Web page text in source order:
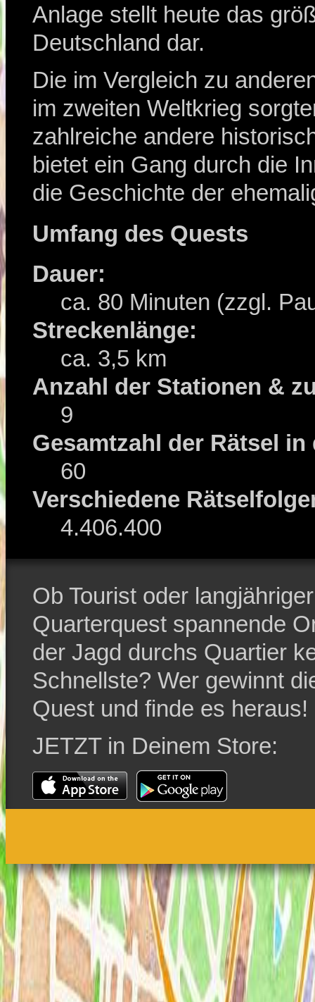
Anlage stellt heute das
Deutschland dar.
Die im Vergleich zu
im zweiten Weltkrieg
zahlreiche andere
bietet ein Gang durch die
die Geschichte der
Umfang des Quests
Dauer:
ca. 80 Minuten (zzgl.
Streckenlänge:
ca. 3,5 km
Anzahl der Stationen &
9
Gesamtzahl der Rätsel in
60
Verschiedene
4.406.400
Ob Tourist oder
Quarterquest spannende
der Jagd durchs Quartier
Schnellste? Wer gewinnt
Quest und finde es heraus!
JETZT in Deinem Store: